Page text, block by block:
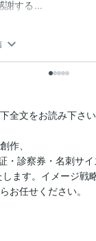
謝する...
全文をお読み下さ
作、
・診察券・名刺サ
ます。イメージ戦
お任せください。